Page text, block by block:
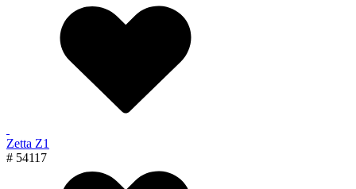
Zetta Z1
# 54117